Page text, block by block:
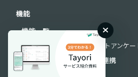
機能
機能一覧
フォームFAQ AIチャットボットアンケー
セキュリティ 外部連携API連携